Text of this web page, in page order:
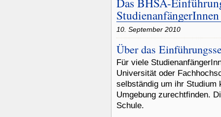
StudienanfängerInnen
10. September 2010
Über das
Für viele
Universität oder
selbständig um ihr Studium
Umgebung zurechtfinden.
Schule.